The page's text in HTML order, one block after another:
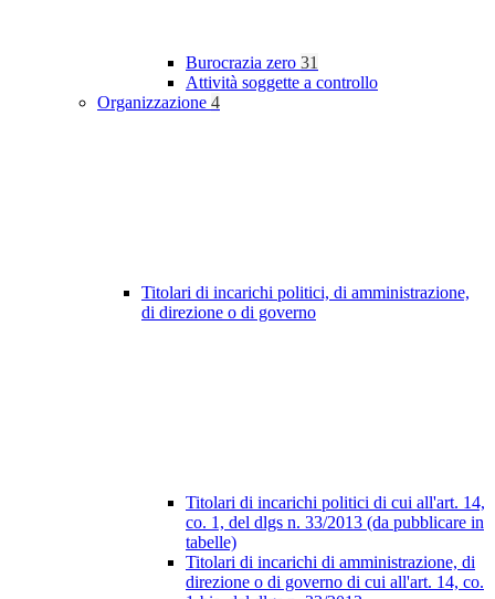
Burocrazia zero 31
Attività soggette a controllo
Organizzazione 4
Titolari di incarichi politici, di amministrazione,
di direzione o di governo
Titolari di incarichi politici di cui all'art. 14,
co. 1, del dlgs n. 33/2013 (da pubblicare in
tabelle)
Titolari di incarichi di amministrazione, di
direzione o di governo di cui all'art. 14, co.